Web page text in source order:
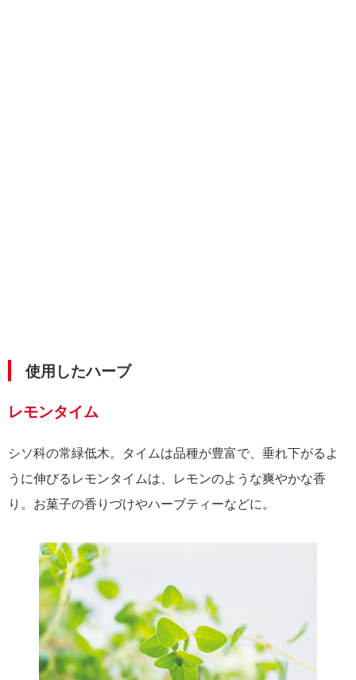
使用したハーブ
レモンタイム
シソ科の常緑低木。タイムは品種が豊富で、垂れ下がるよ
うに伸びるレモンタイムは、レモンのような爽やかな香
り。お菓子の香りづけやハーブティーなどに。